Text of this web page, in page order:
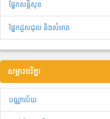
ផ្នែកសន្តិសុខ
ផ្នែកជួសជុល និងសំអាត
សម្ភារបរិក្ខា
បណ្ណាល័យ